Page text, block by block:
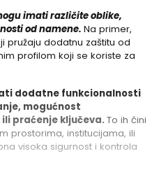
imati različite oblike,
od namene. Na primer,
pružaju dodatnu zaštitu od
profilom koji se koriste za
dodatne funkcionalnosti
mogućnost
praćenje ključeva. To ih čini
prostorima, institucijama, ili
visoka sigurnost i kontrola